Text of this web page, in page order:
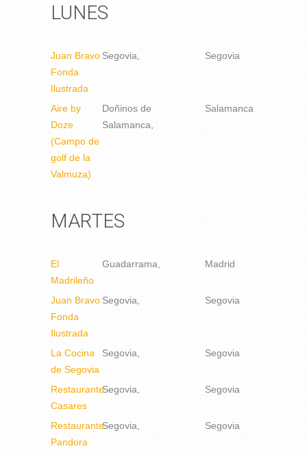
LUNES
Juan Bravo
Fonda
Ilustrada
Segovia Segovia
Aire by
Doze
(Campo de
golf de la
Valmuza)
Doñinos de
Salamanca
Salamanca
MARTES
El
Madrileño
Guadarrama Madrid
Juan Bravo
Fonda
Ilustrada
Segovia Segovia
La Cocina
de Segovia
Segovia Segovia
Restaurante
Casares
Segovia Segovia
Restaurante
Pandora
Segovia Segovia